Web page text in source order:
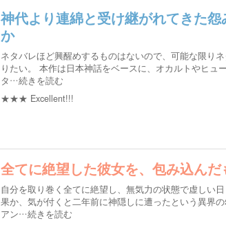
神代より連綿と受け継がれてきた
か
ネタバレほど興醒めするものはないので、可能な限り
りたい。 本作は日本神話をベースに、オカルトやヒュ
タ…続きを読む
★★★ Excellent!!!
全てに絶望した彼女を、包み込んだ
自分を取り巻く全てに絶望し、無気力の状態で虚しい
果か、気が付くと二年前に神隠しに遭ったという異界
アン…続きを読む